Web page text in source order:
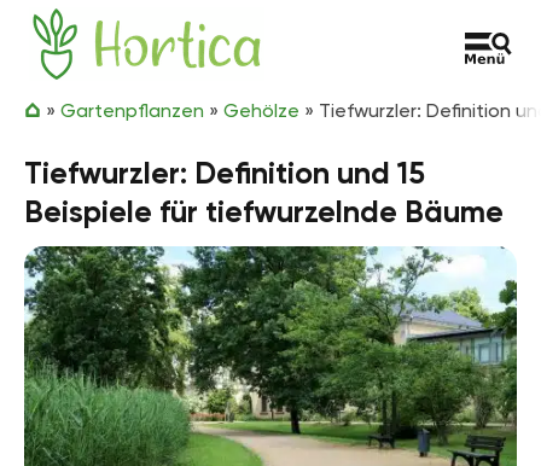
Zum Inhalt springen
Hortica
» Gartenpflanzen » Gehölze » Tiefwurzler: Definition
Tiefwurzler: Definition und 15
Beispiele für tiefwurzelnde Bäume